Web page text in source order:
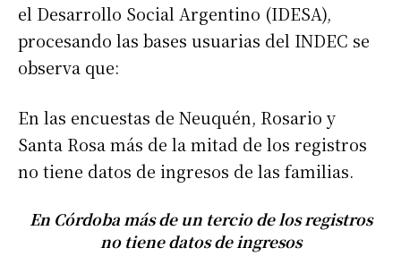
el Desarrollo Social Argentino (IDESA),
procesando las bases usuarias del INDEC se
observa que:
En las encuestas de Neuquén, Rosario y
Santa Rosa más de la mitad de los registros
no tiene datos de ingresos de las familias.
En Córdoba más de un tercio de los registros
no tiene datos de ingresos